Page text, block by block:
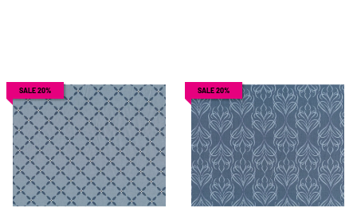
SALE 20% SALE 20%